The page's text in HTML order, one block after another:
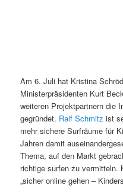
Am 6. Juli hat Kristina
Ministerpräsidenten Kurt
weiteren Projektpartnern die
gegründet. Ralf Schmitz ist
mehr sichere Surfräume für
Jahren damit
Thema, auf den Markt
richtige surfen zu vermitteln.
„sicher online gehen –